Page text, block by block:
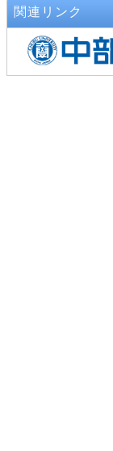
関連リンク